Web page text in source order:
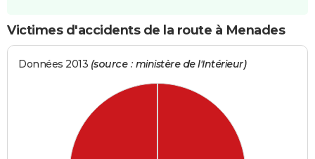
Victimes d'accidents de la route à Menades
Données 2013 (source : ministère de l'Intérieur)